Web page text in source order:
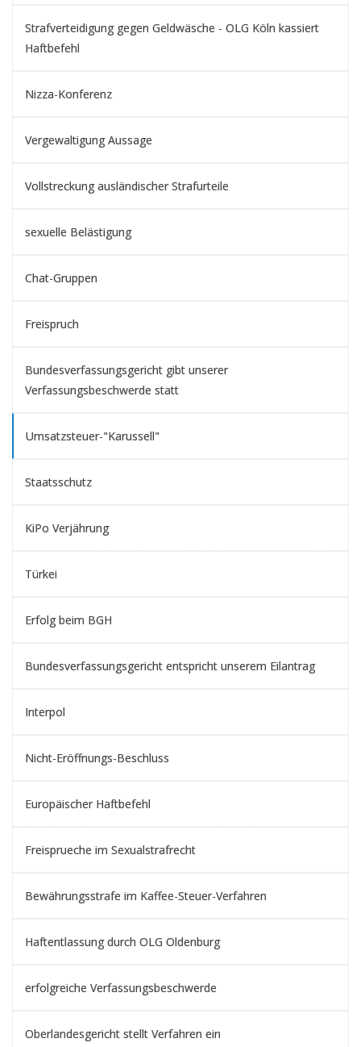
Strafverteidigung gegen Geldwäsche - OLG Köln kassiert
Haftbefehl
Nizza-Konferenz
Vergewaltigung Aussage
Vollstreckung ausländischer Strafurteile
sexuelle Belästigung
Chat-Gruppen
Freispruch
Bundesverfassungsgericht gibt unserer
Verfassungsbeschwerde statt
Umsatzsteuer-"Karussell"
Staatsschutz
KiPo Verjährung
Türkei
Erfolg beim BGH
Bundesverfassungsgericht entspricht unserem Eilantrag
Interpol
Nicht-Eröffnungs-Beschluss
Europäischer Haftbefehl
Freisprueche im Sexualstrafrecht
Bewährungsstrafe im Kaffee-Steuer-Verfahren
Haftentlassung durch OLG Oldenburg
erfolgreiche Verfassungsbeschwerde
Oberlandesgericht stellt Verfahren ein